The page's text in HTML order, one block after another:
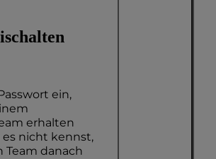
ein,
erhalten
es nicht kennst,
Team danach